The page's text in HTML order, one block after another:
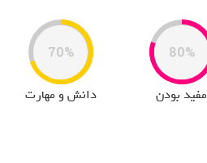
80%
مفید بودن
70%
دانش و مهارت